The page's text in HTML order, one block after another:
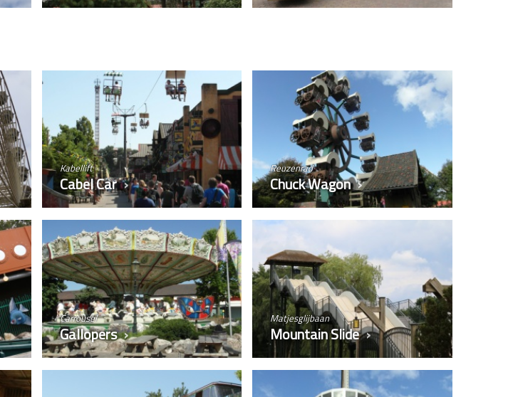
Kabellift
Cabel Car
Reuzenrad
Chuck Wagon
Carrousel
Gallopers
Matjesglijbaan
Mountain Slide